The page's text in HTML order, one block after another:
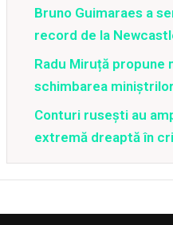
Bruno Guimaraes a
record de la
Radu Miruță propune
schimbarea
Conturi rusești au
extremă dreaptă în